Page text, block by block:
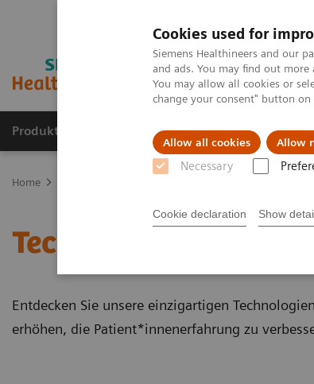
Cookies used for
Siemens Healthineers and our
and ads. You may find out
You may allow all cookies or
change your consent" button on
Allow all cookies Allow
Necessary
Cookie declaration Show
Produkte & Services Fachbereiche
Home
Technologien und
Entdecken Sie unsere einzigartigen
erhöhen, die Patient*innenerfahrung zu